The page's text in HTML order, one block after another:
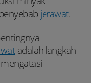
jerawat.
adalah langkah